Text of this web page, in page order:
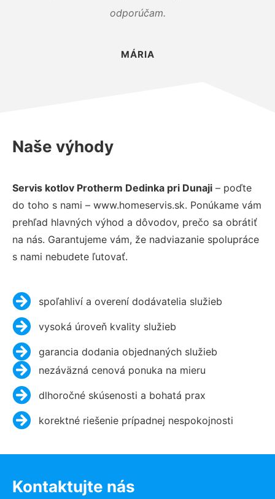
odporúčam.
MÁRIA
Naše výhody
Servis kotlov Protherm Dedinka pri Dunaji – poďte
do toho s nami – www.homeservis.sk. Ponúkame vám
prehľad hlavných výhod a dôvodov, prečo sa obrátiť
na nás. Garantujeme vám, že nadviazanie spolupráce
s nami nebudete ľutovať.
spoľahliví a overení dodávatelia služieb
vysoká úroveň kvality služieb
garancia dodania objednaných služieb
nezáväzná cenová ponuka na mieru
dlhoročné skúsenosti a bohatá prax
korektné riešenie prípadnej nespokojnosti
Kontaktujte nás